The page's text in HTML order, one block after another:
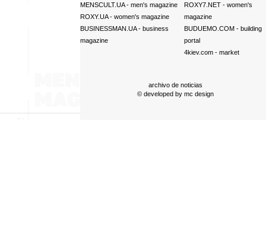
MENSCULT.UA- men's magazine
ROXY.UA- women's magazine
BUSINESSMAN.UA- business
magazine
ROXY7.NET- women's
magazine
BUDUEMO.COM- building
portal
4kiev.com- market
archivo de noticias
© developed by mc design